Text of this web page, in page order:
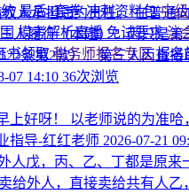
最后3套卷冲刺资料包中
围模考解析直播 免试要求注
书领取税务师报名专区报
人承担违约责任。 在普通
人履行（本题）：丙只是
条第2款）：第三人丙直
07 14:10 36次浏览
上好呀！ 以老师说的为准
指导-红红老师 2026-07-21
人戊，丙、乙、丁都是原
外人，直接卖给共有人乙